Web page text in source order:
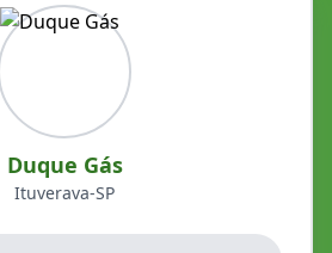
Duque Gás
Ituverava-SP